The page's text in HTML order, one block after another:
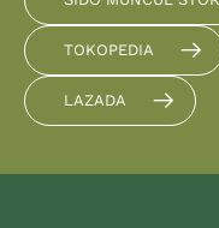
TOKOPEDIA
LAZADA